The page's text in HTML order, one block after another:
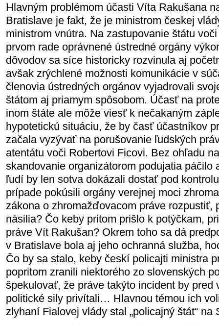
Hlavným problémom účasti Víta Rakušana
Bratislave je fakt, že je ministrom českej
ministrom vnútra. Na zastupovanie štátu
prvom rade oprávnené ústredné orgány
dôvodov sa síce historicky rozvinula aj
avšak zrýchlené možnosti komunikácie v
členovia ústredných orgánov vyjadrovali
štátom aj priamym spôsobom. Účasť na
inom štáte ale môže viesť k nečakaným
hypotetickú situáciu, že by časť účastníkov
začala vyzývať na porušovanie ľudských
atentátu voči Robertovi Ficovi. Bez ohľadu
skandovanie organizátorom podujatia páčilo
ľudí by len sotva dokázali dostať pod
prípade pokúsili orgány verejnej moci
zákona o zhromažďovacom práve rozpustiť,
násilia? Čo keby pritom prišlo k potýčkam,
práve Vít Rakušan? Okrem toho sa dá
v Bratislave bola aj jeho ochranná služba,
Čo by sa stalo, keby českí policajti ministra
popritom zranili niektorého zo slovenských
špekulovať, že práve takýto incident by pred
politické sily privítali… Hlavnou témou ich
zlyhaní Fialovej vlády stal „policajný štát“ na